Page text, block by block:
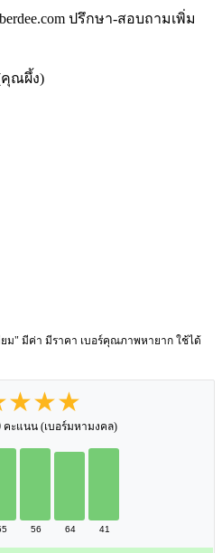
ปรึกษา-สอบถามเพิ่ม
คุณผึ้ง)
ยม" มีค่า มีราคา เบอร์คุณภาพหายาก ใช้ได้
คะแนน (เบอร์มหามงคล)
56 64
41